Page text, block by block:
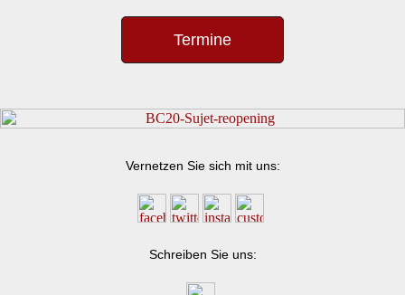
Termine
Vernetzen Sie sich mit uns:
Schreiben Sie uns: